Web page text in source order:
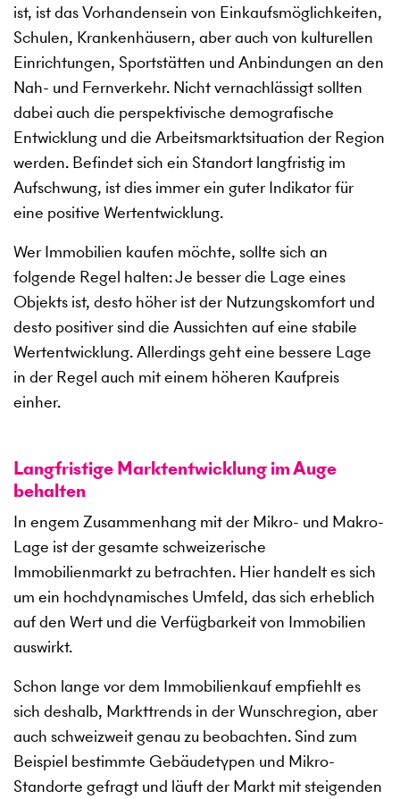
ist, ist das Vorhandensein von Einkaufsmöglichkeiten,
Schulen, Krankenhäusern, aber auch von kulturellen
Einrichtungen, Sportstätten und Anbindungen an den
Nah- und Fernverkehr. Nicht vernachlässigt sollten
dabei auch die perspektivische demografische
Entwicklung und die Arbeitsmarktsituation der Region
werden. Befindet sich ein Standort langfristig im
Aufschwung, ist dies immer ein guter Indikator für
eine positive Wertentwicklung.
Wer Immobilien kaufen möchte, sollte sich an
folgende Regel halten: Je besser die Lage eines
Objekts ist, desto höher ist der Nutzungskomfort und
desto positiver sind die Aussichten auf eine stabile
Wertentwicklung. Allerdings geht eine bessere Lage
in der Regel auch mit einem höheren Kaufpreis
einher.
Langfristige Marktentwicklung im Auge
behalten
In engem Zusammenhang mit der Mikro- und Makro-
Lage ist der gesamte schweizerische
Immobilienmarkt zu betrachten. Hier handelt es sich
um ein hochdynamisches Umfeld, das sich erheblich
auf den Wert und die Verfügbarkeit von Immobilien
auswirkt.
Schon lange vor dem Immobilienkauf empfiehlt es
sich deshalb, Markttrends in der Wunschregion, aber
auch schweizweit genau zu beobachten. Sind zum
Beispiel bestimmte Gebäudetypen und Mikro-
Standorte gefragt und läuft der Markt mit steigenden